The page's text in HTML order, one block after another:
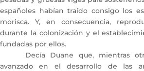
españoles habían traído consigo los
morisca. Y, en consecuencia,
durante la colonización y el
fundadas por ellos.
Decía Duane que, mientras
avanzado en el desarrollo de las